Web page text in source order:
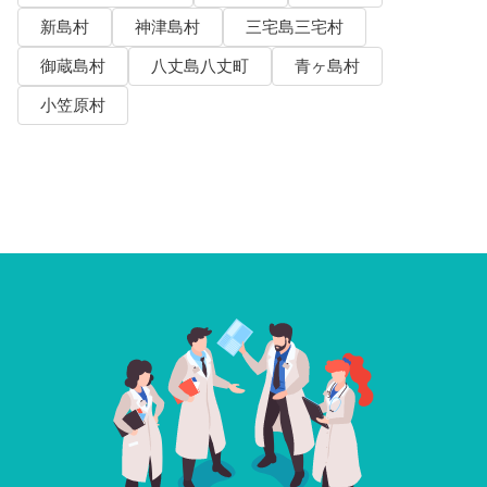
新島村
神津島村
三宅島三宅村
御蔵島村
八丈島八丈町
青ヶ島村
小笠原村